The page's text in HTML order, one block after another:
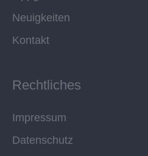
Neuigkeiten
Kontakt
Rechtliches
Impressum
Datenschutz